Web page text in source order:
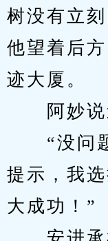
树没有立
他望着后
迹大厦。
阿妙说
“没问题
提示，我
大成功！”